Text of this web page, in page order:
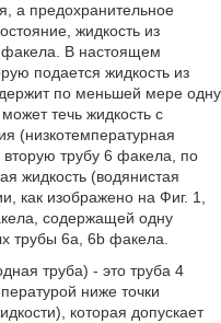
а предохранительное
жидкость из
факела. В настоящем
подается жидкость из
по меньшей мере одну
течь жидкость с
(низкотемпературная
трубу 6 факела, по
жидкость (водянистая
как изображено на Фиг. 1,
содержащей одну
трубы 6а, 6b факела.
труба) - это труба 4
ниже точки
которая допускает